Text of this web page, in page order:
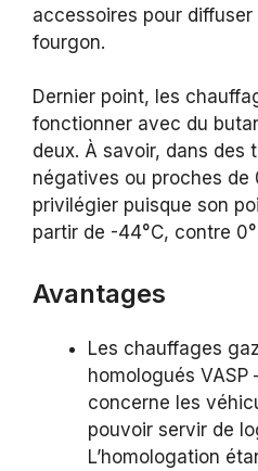
accessoires pour diffuser
fourgon.
Dernier point, les
fonctionner avec du
deux. À savoir, dans des
négatives ou proches de
privilégier puisque son
partir de -44°C, contre
Avantages
Les chauffages
homologués
concerne les
pouvoir servir de
L’homologation